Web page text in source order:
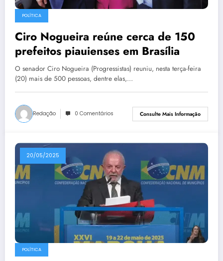
POLÍTICA
Ciro Nogueira reúne cerca de 150
prefeitos piauienses em Brasília
O senador Ciro Nogueira (Progressistas) reuniu, nesta terça-feira
(20) mais de 500 pessoas, dentre elas,…
Redação 0 Comentários Consulte Mais Informação
20/05/2025
POLÍTICA